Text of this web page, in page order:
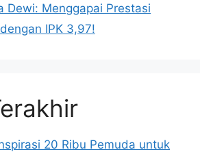
Dewi: Menggapai Prestasi
IPK 3,97!
20 Ribu Pemuda untuk